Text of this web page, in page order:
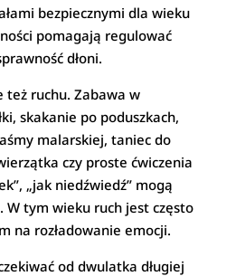
bezpiecznymi dla wieku
pomagają regulować
dłoni.
ruchu. Zabawa w
skakanie po poduszkach,
malarskiej, taniec do
czy proste ćwiczenia
„jak niedźwiedź” mogą
W tym wieku ruch jest często
na rozładowanie emocji.
od dwulatka długiej